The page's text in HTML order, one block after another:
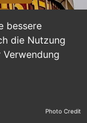
bessere
die Nutzung
Verwendung
Photo Credit